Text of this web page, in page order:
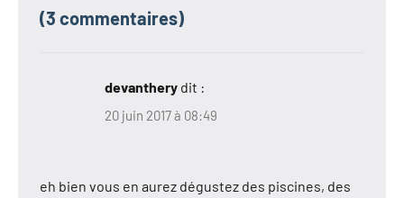
(3 commentaires)
devanthery dit :
20 juin 2017 à 08:49
eh bien vous en aurez dégustez des piscines, des